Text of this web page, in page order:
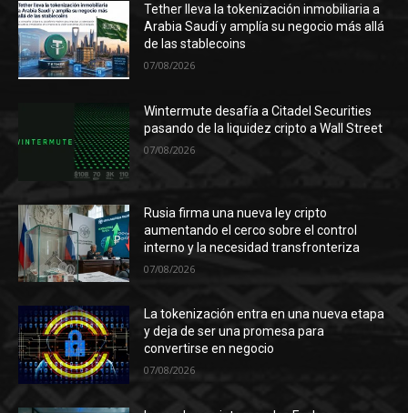
Tether lleva la tokenización inmobiliaria a
Arabia Saudí y amplía su negocio más allá
de las stablecoins
07/08/2026
Wintermute desafía a Citadel Securities
pasando de la liquidez cripto a Wall Street
07/08/2026
Rusia firma una nueva ley cripto
aumentando el cerco sobre el control
interno y la necesidad transfronteriza
07/08/2026
La tokenización entra en una nueva etapa
y deja de ser una promesa para
convertirse en negocio
07/08/2026